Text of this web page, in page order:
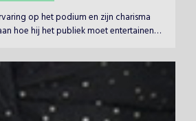
op het podium en zijn charisma
hoe hij het publiek moet entertainen.